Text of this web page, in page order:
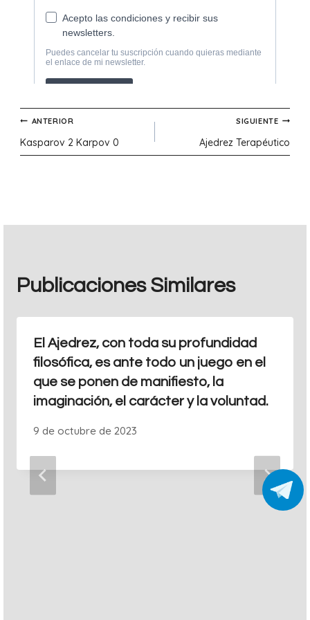
Navegación
de
ANTERIOR
Kasparov 2 Karpov 0
SIGUIENTE
Ajedrez Terapéutico
Publicaciones Similares
El Ajedrez, con toda su profundidad
filosófica, es ante todo un juego en el
que se ponen de manifiesto, la
imaginación, el carácter y la voluntad.
9 de octubre de 2023